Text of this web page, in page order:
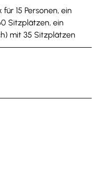
15 Personen, ein
Sitzplätzen, ein
mit 35 Sitzplätzen